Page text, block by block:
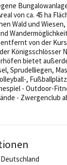
von ca. 45 ha
Wald und
von der
Königsschlösser
bietet
Sprudelliegen,
,
- Outdoor-
-